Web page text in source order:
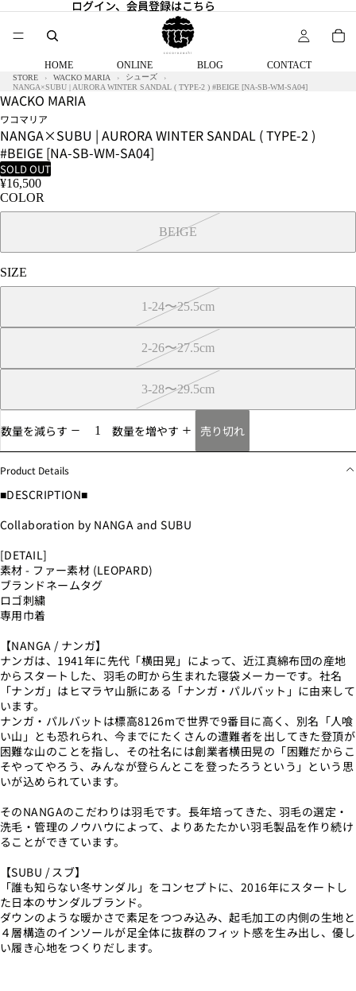
ログイン、会員登録はこちら
ログイン、会員登録はこちら
HOME ONLINE BLOG CONTACT
STORE WACKO MARIA
シューズ
NANGA×SUBU | AURORA WINTER SANDAL ( TYPE-2 ) #BEIGE [NA-SB-WM-SA04]
WACKO MARIA
ワコマリア
NANGA×SUBU | AURORA WINTER SANDAL ( TYPE-2 )
#BEIGE [NA-SB-WM-SA04]
SOLD OUT
¥16,500
COLOR
BEIGE
SIZE
1-24〜25.5cm
2-26〜27.5cm
3-28〜29.5cm
数量を減らす 数量を増やす 売り切れ
Product Details
■DESCRIPTION■
Collaboration by NANGA and SUBU
[DETAIL]
素材 - ファー素材 (LEOPARD)
ブランドネームタグ
ロゴ刺繍
専用巾着
【NANGA / ナンガ】
ナンガは、1941年に先代「横田晃」によって、近江真綿布団の産地
からスタートした、羽毛の町から生まれた寝袋メーカーです。社名
「ナンガ」はヒマラヤ山脈にある「ナンガ・パルバット」に由来して
います。
ナンガ・パルバットは標高8126mで世界で9番目に高く、別名「人喰
い山」とも恐れられ、今までにたくさんの遭難者を出してきた登頂が
困難な山のことを指し、その社名には創業者横田晃の「困難だからこ
そやってやろう、みんなが登らんとこを登ったろうという」という思
いが込められています。
そのNANGAのこだわりは羽毛です。長年培ってきた、羽毛の選定・
洗毛・管理のノウハウによって、よりあたたかい羽毛製品を作り続け
ることができています。
【SUBU / スブ】
「誰も知らない冬サンダル」をコンセプトに、2016年にスタートし
た日本のサンダルブランド。
ダウンのような暖かさで素足をつつみ込み、起毛加工の内側の生地と
４層構造のインソールが足全体に抜群のフィット感を生み出し、優し
い履き心地をつくりだします。